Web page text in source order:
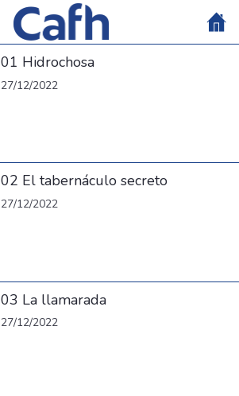
01 Hidrochosa
27/12/2022
02 El tabernáculo secreto
27/12/2022
03 La llamarada
27/12/2022